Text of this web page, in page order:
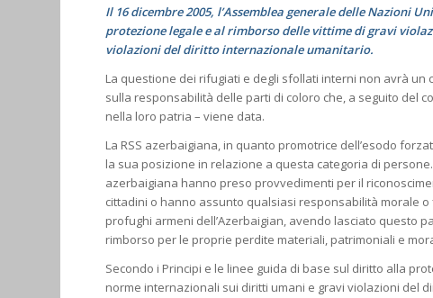
Il 16 dicembre 2005, l’Assemblea generale delle Nazioni
protezione legale e al rimborso delle vittime di gravi
violazioni del diritto internazionale umanitario.
La questione dei rifugiati e degli sfollati interni non avrà
sulla responsabilità delle parti di coloro che, a seguito del
nella loro patria – viene data.
La RSS azerbaigiana, in quanto promotrice dell’esodo
la sua posizione in relazione a questa categoria di
azerbaigiana hanno preso provvedimenti per il
cittadini o hanno assunto qualsiasi responsabilità morale
profughi armeni dell’Azerbaigian, avendo lasciato questo
rimborso per le proprie perdite materiali, patrimoniali e
Secondo i Principi e le linee guida di base sul diritto alla
norme internazionali sui diritti umani e gravi violazioni del